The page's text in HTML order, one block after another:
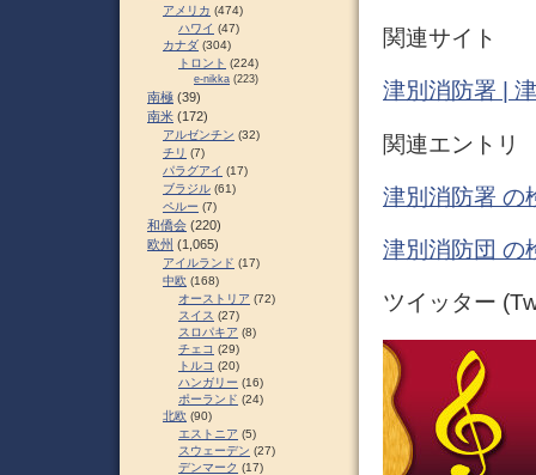
関連サイト
津別消防署 |
関連エントリ
津別消防署 の
津別消防団 の
ツイッター
アメリカ (474)
ハワイ (47)
カナダ (304)
トロント (224)
e-nikka (223)
南極 (39)
南米 (172)
アルゼンチン (32)
チリ (7)
パラグアイ (17)
ブラジル (61)
ペルー (7)
和僑会 (220)
欧州 (1,065)
アイルランド (17)
中欧 (168)
オーストリア (72)
スイス (27)
スロパキア (8)
チェコ (29)
トルコ (20)
ハンガリー (16)
ポーランド (24)
北欧 (90)
エストニア (5)
スウェーデン (27)
デンマーク (17)